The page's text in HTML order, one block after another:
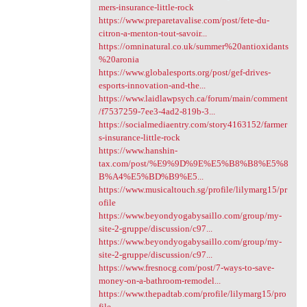
mers-insurance-little-rock
https://www.preparetavalise.com/post/fete-du-
citron-a-menton-tout-savoir...
https://omninatural.co.uk/summer%20antioxidants
%20aronia
https://www.globalesports.org/post/gef-drives-
esports-innovation-and-the...
https://www.laidlawpsych.ca/forum/main/comment
/f7537259-7ee3-4ad2-819b-3...
https://socialmediaentry.com/story4163152/farmer
s-insurance-little-rock
https://www.hanshin-
tax.com/post/%E9%9D%9E%E5%B8%B8%E5%8
B%A4%E5%BD%B9%E5...
https://www.musicaltouch.sg/profile/lilymarg15/pr
ofile
https://www.beyondyogabysaillo.com/group/my-
site-2-gruppe/discussion/c97...
https://www.beyondyogabysaillo.com/group/my-
site-2-gruppe/discussion/c97...
https://www.fresnocg.com/post/7-ways-to-save-
money-on-a-bathroom-remodel...
https://www.thepadtab.com/profile/lilymarg15/pro